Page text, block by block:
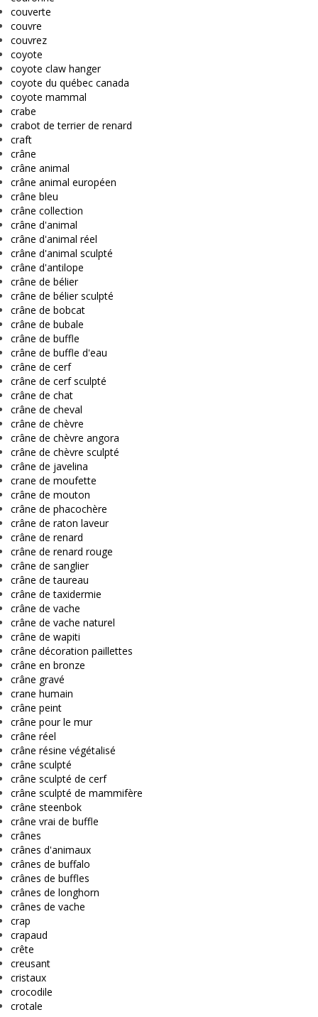
couverte
couvre
couvrez
coyote
coyote claw hanger
coyote du québec canada
coyote mammal
crabe
crabot de terrier de renard
craft
crâne
crâne animal
crâne animal européen
crâne bleu
crâne collection
crâne d'animal
crâne d'animal réel
crâne d'animal sculpté
crâne d'antilope
crâne de bélier
crâne de bélier sculpté
crâne de bobcat
crâne de bubale
crâne de buffle
crâne de buffle d'eau
crâne de cerf
crâne de cerf sculpté
crâne de chat
crâne de cheval
crâne de chèvre
crâne de chèvre angora
crâne de chèvre sculpté
crâne de javelina
crane de moufette
crâne de mouton
crâne de phacochère
crâne de raton laveur
crâne de renard
crâne de renard rouge
crâne de sanglier
crâne de taureau
crâne de taxidermie
crâne de vache
crâne de vache naturel
crâne de wapiti
crâne décoration paillettes
crâne en bronze
crâne gravé
crane humain
crâne peint
crâne pour le mur
crâne réel
crâne résine végétalisé
crâne sculpté
crâne sculpté de cerf
crâne sculpté de mammifère
crâne steenbok
crâne vrai de buffle
crânes
crânes d'animaux
crânes de buffalo
crânes de buffles
crânes de longhorn
crânes de vache
crap
crapaud
crête
creusant
cristaux
crocodile
crotale